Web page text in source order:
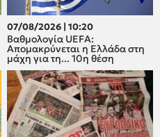
07/08/2026 | 10:20
Βαθμολογία UEFA:
Απομακρύνεται η Ελλάδα στη
μάχη για τη... 10η θέση